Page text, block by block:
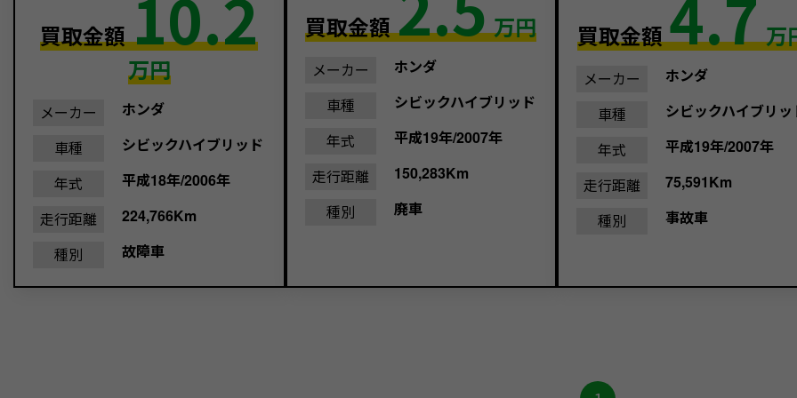
買取金額10.2
万円
メーカー
ホンダ
車種
シビックハイブリッド
年式
平成18年/2006年
走行距離
224,766Km
種別
故障車
買取金額 万円
メーカー
ホンダ
車種
シビックハイブリッド
年式
平成19年/2007年
走行距離
150,283Km
種別
廃車
買取金額4.7 万
メーカー
ホンダ
車種
シビックハイブリッ
年式
平成19年/2007年
走行距離
75,591Km
種別
事故車